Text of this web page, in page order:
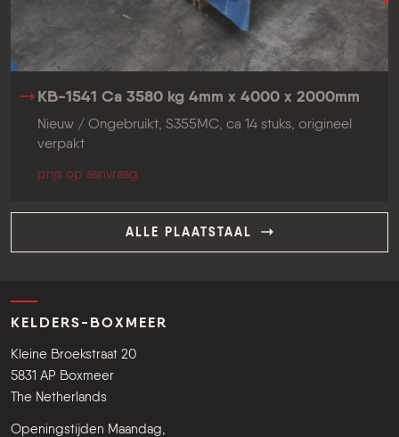
KB-1541 Ca 3580 kg 4mm x 4000 x 2000mm
Nieuw / Ongebruikt, S355MC, ca 14 stuks, origineel
verpakt
prijs op aanvraag
ALLE PLAATSTAAL
KELDERS-BOXMEER
Kleine Broekstraat 20
5831 AP Boxmeer
The Netherlands
Openingstijden Maandag,